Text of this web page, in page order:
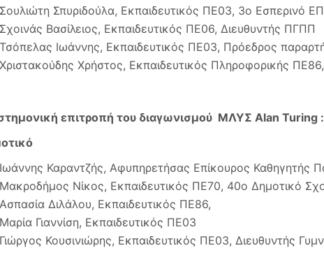
Σουλιώτη Σπυριδούλα, Εκπαιδευτικός ΠΕ03, 3ο Εσπερινό
Σχοινάς Βασίλειος, Εκπαιδευτικός ΠΕ06, Διευθυντής ΠΓΠΠ
Τσόπελας Ιωάννης, Εκπαιδευτικός ΠΕ03, Πρόεδρος
Χριστακούδης Χρήστος, Εκπαιδευτικός Πληροφορικής
επιτροπή του διαγωνισμού ΜΛΥΣ Alan Turing :
Ιωάννης Καραντζής, Αφυπηρετήσας Επίκουρος Καθηγητής
Μακροδήμος Νίκος, Εκπαιδευτικός ΠΕ70, 40ο Δημοτικό
Ασπασία Διλάλου, Εκπαιδευτικός ΠΕ86,
Μαρία Γιαννίση, Εκπαιδευτικός ΠΕ03
Γιώργος Κουσινιώρης, Εκπαιδευτικός ΠΕ03, Διευθυντής